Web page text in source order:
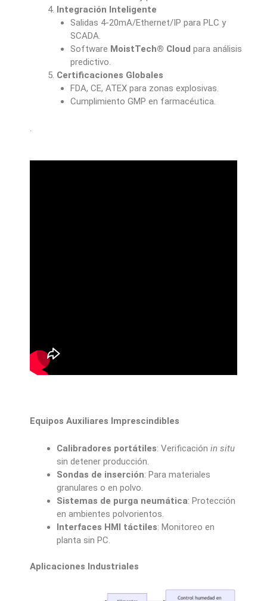
Integración Inteligente
Salidas 4-20mA/Ethernet/IP para PLC y
SCADA.
Software MoistTech® Cloud para análisis
predictivo.
Certificaciones Globales
FDA, CE, ATEX para zonas explosivas.
Cumplimiento GMP en farmacéutica.
.
Equipos Auxiliares Imprescindibles
Calibradores portátiles: Verificación in situ
sin detener producción.
Sondas de inserción: Para materiales
granulares o en polvo.
Sistemas de purga neumática: Protección
en ambientes polvorientos.
Interfaces HMI táctiles: Monitoreo en
planta sin PC.
Aplicaciones Industriales